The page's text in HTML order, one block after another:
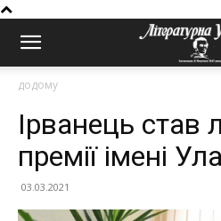
додому
Ірванець став
премії імені
03.03.2021